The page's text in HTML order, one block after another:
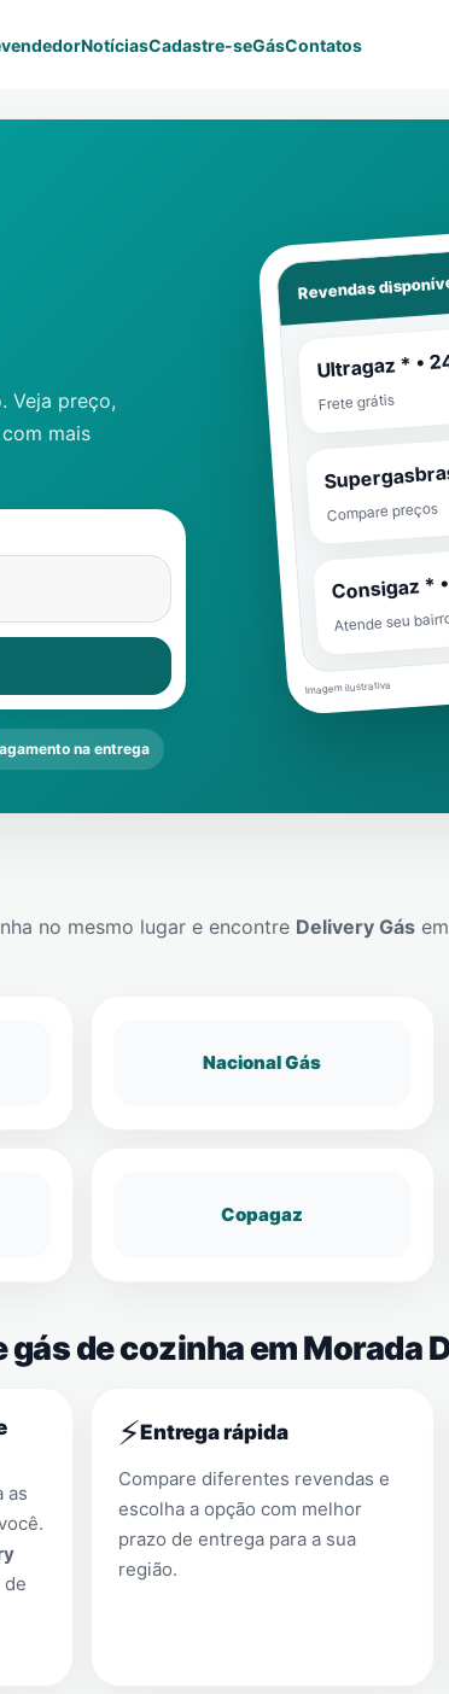
NotíciasCadastre-seGásContatos
Veja preço,
mais
na entrega
Revendas
Ultragaz * •
Frete grátis
Compare preços
Consigaz *
Atende seu
Imagem ilustrativa
no mesmo lugar e encontre Delivery Gás em
Nacional Gás
Copagaz
de cozinha em Morada
as
de
⚡Entrega rápida
Compare diferentes revendas e
escolha a opção com melhor
prazo de entrega para a sua
região.